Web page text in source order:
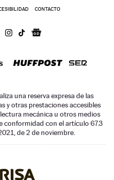
CONTACTO
una reserva expresa de las
y otras prestaciones accesibles
mecánica u otros medios
conformidad con el artículo 67.3
de 2 de noviembre.